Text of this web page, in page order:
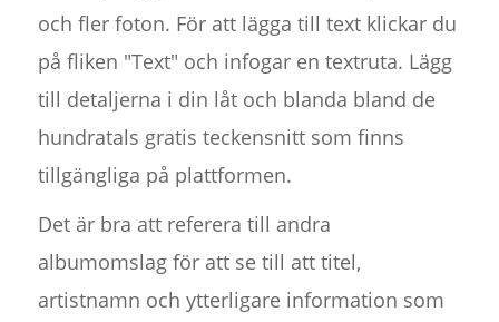
och fler foton. För att lägga till text klickar du
på fliken "Text" och infogar en textruta. Lägg
till detaljerna i din låt och blanda bland de
hundratals gratis teckensnitt som finns
tillgängliga på plattformen.
Det är bra att referera till andra
albumomslag för att se till att titel,
artistnamn och ytterligare information som